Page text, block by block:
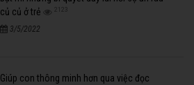
củ củ ở trẻ
2123
3/5/2022
Giúp con thông minh hơn qua việc đọc